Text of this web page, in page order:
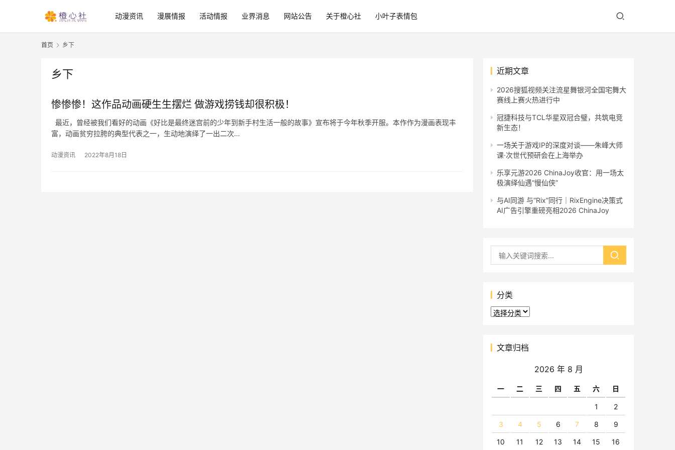
动漫资讯 漫展情报 活动情报 业界消息 网站公告 关于橙心社 小叶子表情包
首页 乡下
乡下
惨惨惨！这作品动画硬生生摆烂 做游戏捞钱却很积极！
最近，曾经被我们看好的动画《好比是最终迷宫前的少年到新手村生活一般的故事》宣布将于今年秋季开服。本作作为漫画表现丰
富，动画贫穷拉胯的典型代表之一，生动地演绎了一出二次…
动漫资讯 2022年8月18日
近期文章
2026搜狐视频关注流星舞银河全国宅舞大
赛线上赛火热进行中
冠捷科技与TCL华星双冠合璧，共筑电竞
新生态！
一场关于游戏IP的深度对谈——朱峰大师
课·次世代预研会在上海举办
乐享元游2026 ChinaJoy收官：用一场太
极演绎仙遇“慢仙侠”
与AI同游 与“Rix”同行｜RixEngine决策式
AI广告引擎重磅亮相2026 ChinaJoy
分类
分
文章归档
2026 年 8 月
一 二 三 四 五 六 日
1 2
3 4 5 6 7 8 9
10 11 12 13 14 15 16